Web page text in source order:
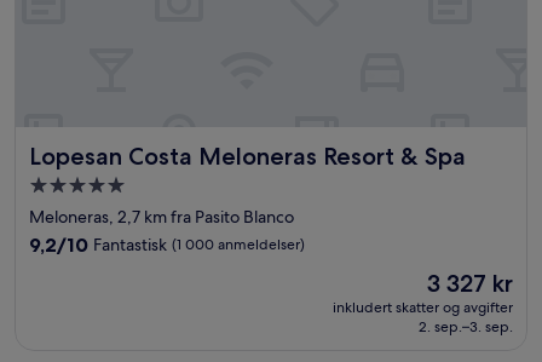
Lopesan Costa Meloneras Resort & Spa
Lopesan Costa Meloneras Resort & Spa
Overnattingssted
med
5.0
stjerner
Meloneras, 2,7 km fra Pasito Blanco
9.2
9,2/10 Fantastisk (1 000 anmeldelser)
Prisen
3 327 kr
3 327 kr
inkludert skatter og avgifter
2. sep.–3. sep.